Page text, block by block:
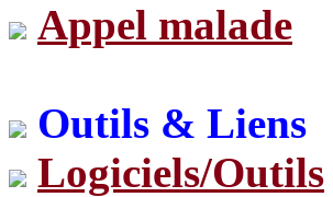
Appel malade
Outils & Liens
Logiciels/Outils